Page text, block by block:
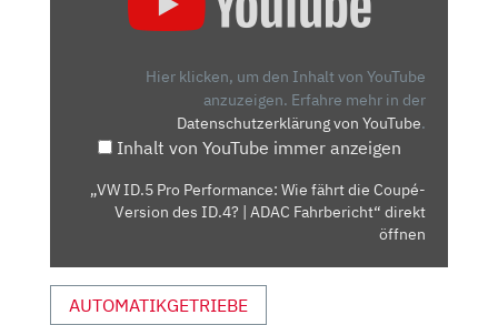
COUPÉ-
VERSION
ADAC
FAHRBERICHT“
Hier klicken, um den Inhalt von YouTube
anzuzeigen. Erfahre mehr in der
Datenschutzerklärung von YouTube.
Inhalt von YouTube immer anzeigen
„VW ID.5 Pro Performance: Wie fährt die Coupé-
Version des ID.4? | ADAC Fahrbericht“ direkt
öffnen
AUTOMATIKGETRIEBE